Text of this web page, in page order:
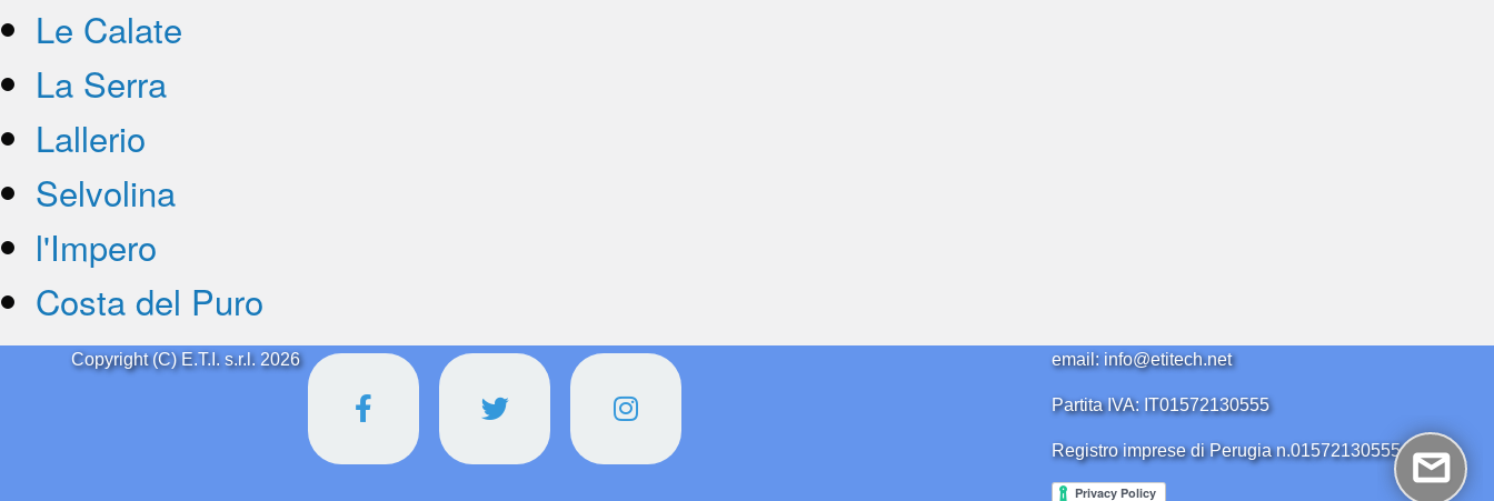
Le Calate
La Serra
Lallerio
Selvolina
l'Impero
Costa del Puro
Copyright (C) E.T.I. s.r.l. 2026 email: info@etitech.net
Partita IVA: IT01572130555
Registro imprese di Perugia n.01572130555